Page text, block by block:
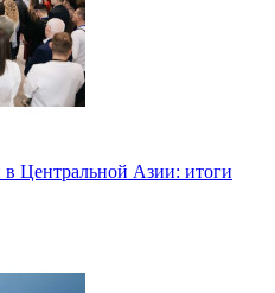
Центральной Азии: итоги